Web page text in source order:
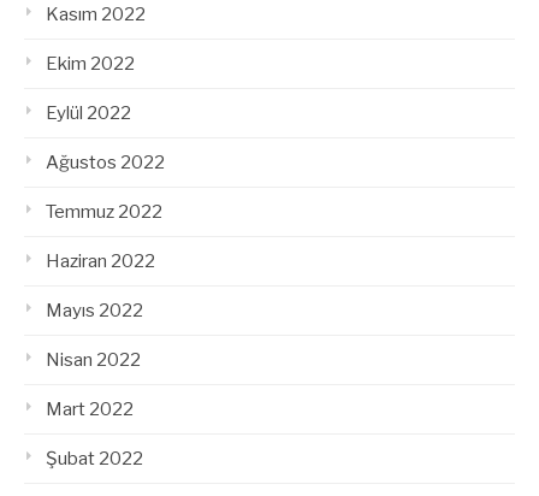
Kasım 2022
Ekim 2022
Eylül 2022
Ağustos 2022
Temmuz 2022
Haziran 2022
Mayıs 2022
Nisan 2022
Mart 2022
Şubat 2022